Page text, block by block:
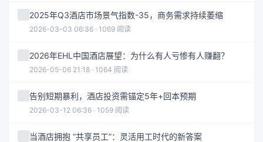
2025年Q3酒店市场景气指数-35，商务需求持续萎缩
2026-03-03 06:36 · 1069 阅读
2026年EHL中国酒店展望：为什么有人亏惨有人赚翻？
2026-05-06 21:18 · 1064 阅读
告别短期暴利，酒店投资需锚定5年+回本预期
2026-03-12 06:36 · 1059 阅读
当酒店拥抱 “共享员工”：灵活用工时代的新答案